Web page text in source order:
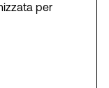
per